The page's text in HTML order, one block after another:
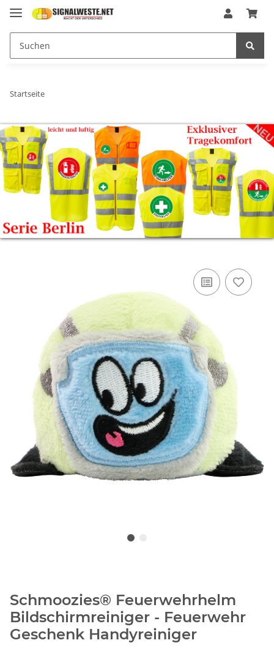
Startseite
Schmoozies® Feuerwehrhelm
Bildschirmreiniger - Feuerwehr
Geschenk Handyreiniger